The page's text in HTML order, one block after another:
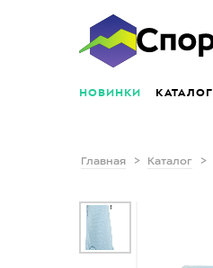
НОВИНКИ КАТАЛОГ
Главная Каталог